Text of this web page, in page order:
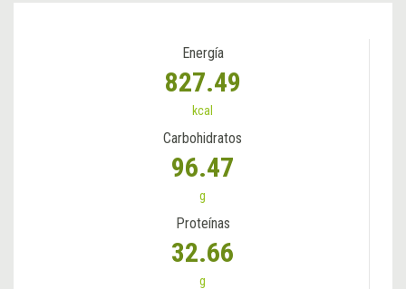
Energía
827.49
kcal
Carbohidratos
96.47
g
Proteínas
32.66
g